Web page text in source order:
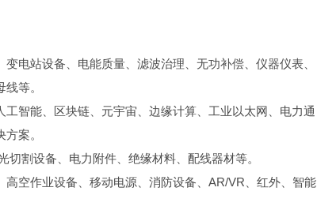
电站设备、电能质量、滤波治理、无功补偿、仪器仪表、
等。
智能、区块链、元宇宙、边缘计算、工业以太网、电力通
案。
割设备、电力附件、绝缘材料、配线器材等。
空作业设备、移动电源、消防设备、AR/VR、红外、智能